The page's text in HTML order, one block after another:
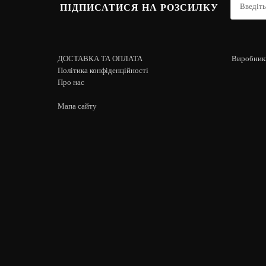
ПІДПИСАТИСЯ НА РОЗСИЛКУ
ДОСТАВКА ТА ОПЛАТА
Політика конфіденційності
Про нас
Мапа сайту